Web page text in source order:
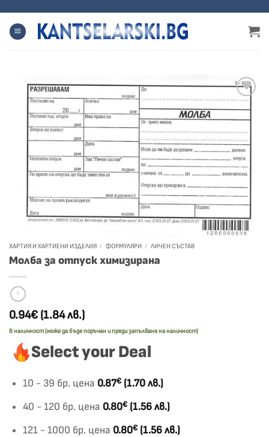
съдържанието
ХАРТИЯ И ХАРТИЕНИ ИЗДЕЛИЯ / ФОРМУЛЯРИ / ЛИЧЕН СЪСТАВ
Молба за отпуск химизирана
0.94€ (1.84 лв.)
В наличност (може да бъде поръчан и преди запълване на наличност)
Select your Deal
10 - 39 бр. цена 0.87€ (1.70 лв.)
40 - 120 бр. цена 0.80€ (1.56 лв.)
121 - 1000 бр. цена 0.80€ (1.56 лв.)